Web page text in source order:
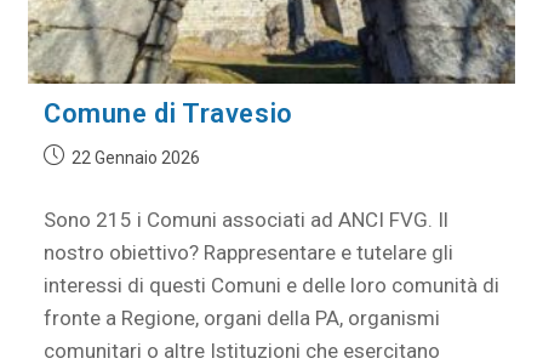
Comune di Travesio
22 Gennaio 2026
Sono 215 i Comuni associati ad ANCI FVG. Il
nostro obiettivo? Rappresentare e tutelare gli
interessi di questi Comuni e delle loro comunità di
fronte a Regione, organi della PA, organismi
comunitari o altre Istituzioni che esercitano